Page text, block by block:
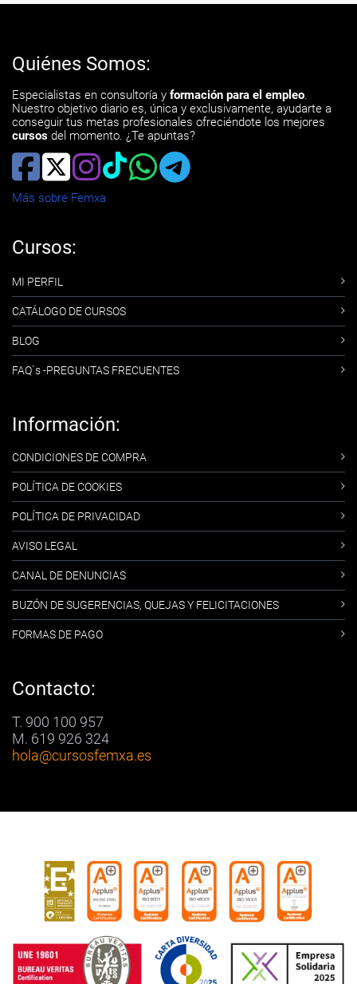
Quiénes Somos:
Especialistas en consultoría y formación para el empleo.
Nuestro objetivo diario es, única y exclusivamente, ayudarte a
conseguir tus metas profesionales ofreciéndote los mejores
cursos del momento. ¿Te apuntas?
Más sobre Femxa
Cursos:
MI PERFIL
CATÁLOGO DE CURSOS
BLOG
FAQ´s -PREGUNTAS FRECUENTES
Información:
CONDICIONES DE COMPRA
POLÍTICA DE COOKIES
POLÍTICA DE PRIVACIDAD
AVISO LEGAL
CANAL DE DENUNCIAS
BUZÓN DE SUGERENCIAS, QUEJAS Y FELICITACIONES
FORMAS DE PAGO
Contacto:
T. 900 100 957
M. 619 926 324
hola@cursosfemxa.es